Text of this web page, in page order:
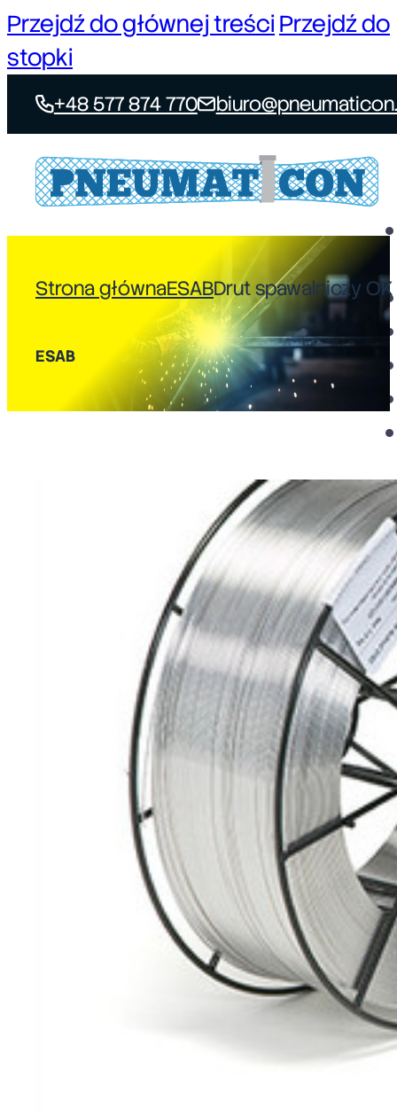
Przejdź do głównej treści Przejdź do
stopki
+48 577 874 770
Strona głównaESABDrut spawalniczy
ESAB